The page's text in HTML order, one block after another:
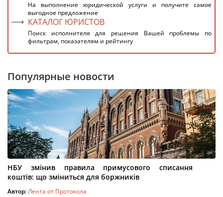
На выполнение юридической услуги и получите самое
выгодное предложение
КАТАЛОГ ЮРИСТОВ
Поиск исполнителя для решения Вашей проблемы по
фильтрам, показателям и рейтингу
Популярные новости
НБУ змінив правила примусового списання
коштів: що зміниться для боржників
Автор:Лента от Протокола